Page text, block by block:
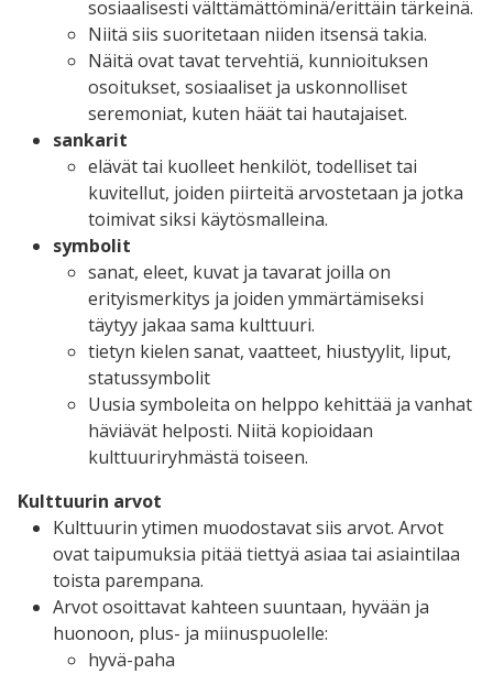
sosiaalisesti välttämättöminä/erittäin tärkeinä.
Niitä siis suoritetaan niiden itsensä takia.
Näitä ovat tavat tervehtiä, kunnioituksen
osoitukset, sosiaaliset ja uskonnolliset
seremoniat, kuten häät tai hautajaiset.
sankarit
elävät tai kuolleet henkilöt, todelliset tai
kuvitellut, joiden piirteitä arvostetaan ja jotka
toimivat siksi käytösmalleina.
symbolit
sanat, eleet, kuvat ja tavarat joilla on
erityismerkitys ja joiden ymmärtämiseksi
täytyy jakaa sama kulttuuri.
tietyn kielen sanat, vaatteet, hiustyylit, liput,
statussymbolit
Uusia symboleita on helppo kehittää ja vanhat
häviävät helposti. Niitä kopioidaan
kulttuuriryhmästä toiseen.
Kulttuurin arvot
Kulttuurin ytimen muodostavat siis arvot. Arvot
ovat taipumuksia pitää tiettyä asiaa tai asiaintilaa
toista parempana.
Arvot osoittavat kahteen suuntaan, hyvään ja
huonoon, plus- ja miinuspuolelle:
hyvä-paha